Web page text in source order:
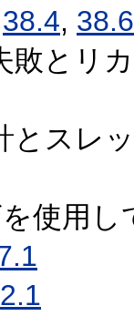
38.4, 38.6
敗とリ
とスレ
使用
2.1